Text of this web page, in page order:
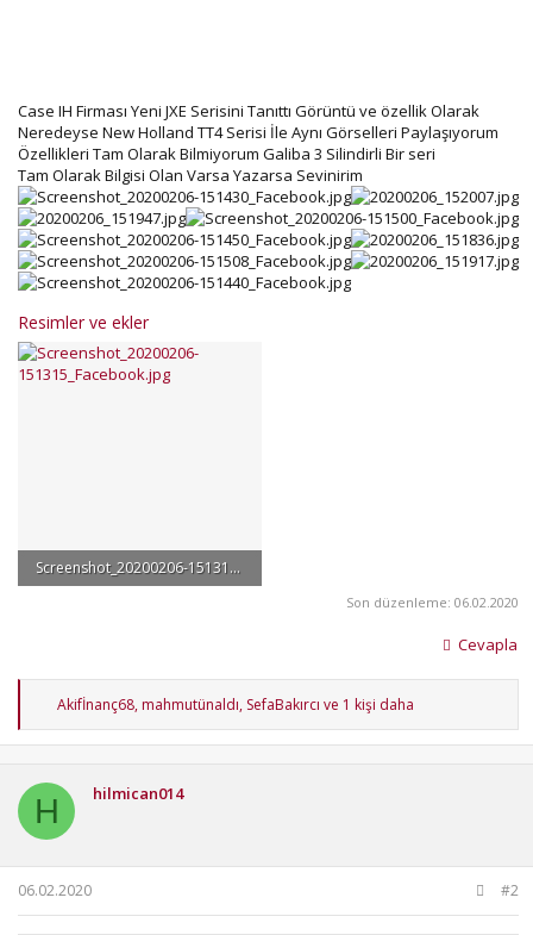
Case IH Firması Yeni JXE Serisini Tanıttı Görüntü ve özellik Olarak
Neredeyse New Holland TT4 Serisi İle Aynı Görselleri Paylaşıyorum
Özellikleri Tam Olarak Bilmiyorum Galiba 3 Silindirli Bir seri
Tam Olarak Bilgisi Olan Varsa Yazarsa Sevinirim
Resimler ve ekler
Screenshot_20200206-151315_Facebook.jpg
Son düzenleme: 06.02.2020
Cevapla
T
p
l
r
Akifİnanç68,mahmutünaldı, SefaBakırcı ve 1 kişi daha
H hilmican014
06.02.2020 #2